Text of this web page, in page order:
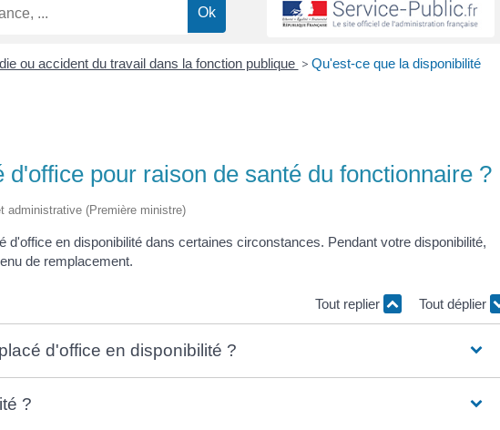
ou accident du travail dans la fonction publique > Qu'est-ce que la disponibilité
pour raison de santé du fonctionnaire ?
administrative (Première ministre)
en disponibilité dans certaines circonstances. Pendant votre disponibilité,
de remplacement.
Tout replier Tout déplier
d'office en disponibilité ?
?